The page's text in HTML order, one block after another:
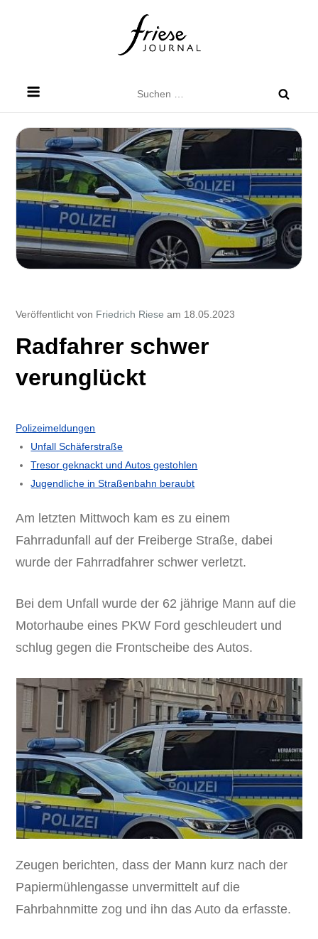
nach:
Veröffentlicht von Friedrich Riese am 18.05.2023
Radfahrer schwer
verunglückt
Polizeimeldungen
Unfall Schäferstraße
Tresor geknackt und Autos gestohlen
Jugendliche in Straßenbahn beraubt
Am letzten Mittwoch kam es zu einem
Fahrradunfall auf der Freiberge Straße, dabei
wurde der Fahrradfahrer schwer verletzt.
Bei dem Unfall wurde der 62 jährige Mann auf die
Motorhaube eines PKW Ford geschleudert und
schlug gegen die Frontscheibe des Autos.
Zeugen berichten, dass der Mann kurz nach der
Papiermühlengasse unvermittelt auf die
Fahrbahnmitte zog und ihn das Auto da erfasste.